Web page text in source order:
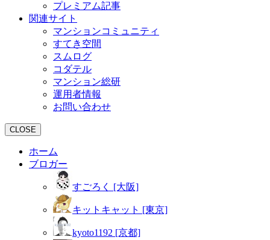
プレミアム記事
関連サイト
マンションコミュニティ
すてき空間
スムログ
コダテル
マンション総研
運用者情報
お問い合わせ
CLOSE
ホーム
ブロガー
すごろく [大阪]
キットキャット [東京]
kyoto1192 [京都]